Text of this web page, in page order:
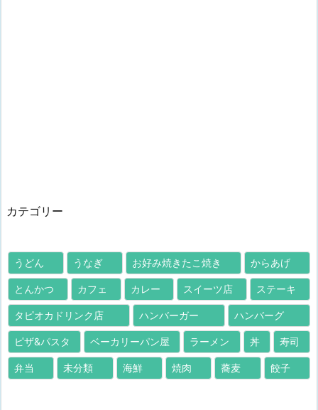
カテゴリー
うどん うなぎ お好み焼きたこ焼き からあげ
とんかつ カフェ カレー スイーツ店 ステーキ
タピオカドリンク店 ハンバーガー ハンバーグ
ピザ&パスタ ベーカリーパン屋 ラーメン 丼 寿司
弁当 未分類 海鮮 焼肉 蕎麦 餃子